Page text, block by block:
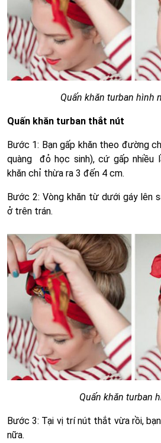
Quấn khăn turban hình
Quấn khăn turban thắt nút
Bước 1: Bạn gấp khăn theo đường
quàng đỏ học sinh), cứ gấp nhiều
khăn chỉ thừa ra 3 đến 4 cm.
Bước 2: Vòng khăn từ dưới gáy lên
ở trên trán.
Quấn khăn turban
Bước 3: Tại vị trí nút thắt vừa rồi,
nữa.